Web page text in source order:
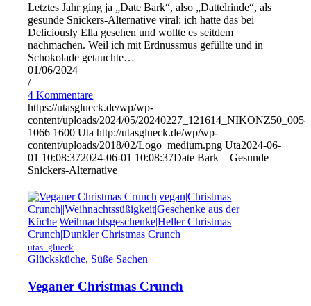
Letztes Jahr ging ja „Date Bark“, also „Dattelrinde“, als
gesunde Snickers-Alternative viral: ich hatte das bei
Deliciously Ella gesehen und wollte es seitdem
nachmachen. Weil ich mit Erdnussmus gefüllte und in
Schokolade getauchte…
01/06/2024
/
4 Kommentare
https://utasglueck.de/wp/wp-
content/uploads/2024/05/
1066 1600 Uta http://utasglueck.de/wp/wp-
content/uploads/2018/02/Logo_medium.png Uta2024-06-
01 10:08:372024-06-01 10:08:37Date Bark – Gesunde
Snickers-Alternative
utas_glueck
Glücksküche, Süße Sachen
Veganer Christmas Crunch